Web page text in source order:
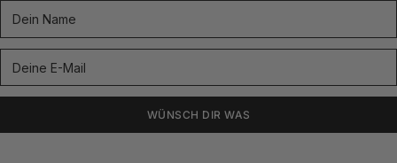
WÜNSCH DIR WAS